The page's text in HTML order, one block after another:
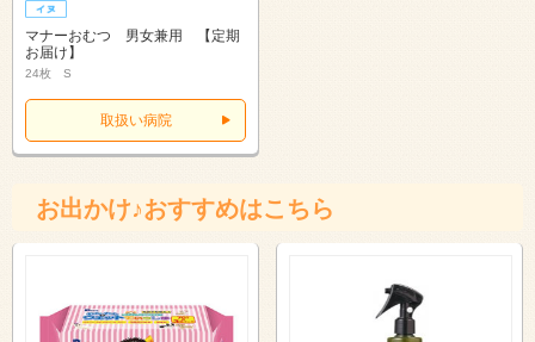
マナーおむつ 男女兼用 【定期
お届け】
24枚 S
取扱い病院
お出かけ♪おすすめはこちら